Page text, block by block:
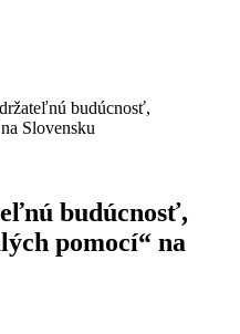
budúcnosť,
Slovensku
budúcnosť,
pomocí“ na